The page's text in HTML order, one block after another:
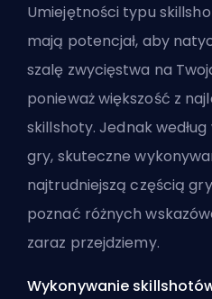
Umiejętności typu
mają potencjał, aby
szalę zwycięstwa na
ponieważ większość z
skillshoty. Jednak
gry, skuteczne
najtrudniejszą częścią
poznać różnych
zaraz przejdziemy.
Wykonywanie